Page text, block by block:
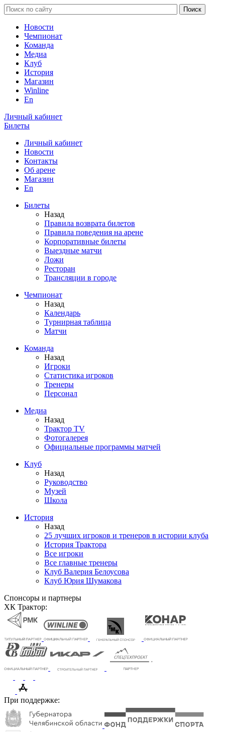
Новости
Чемпионат
Команда
Медиа
Клуб
История
Магазин
Winline
En
Личный кабинет
Билеты
Личный кабинет
Новости
Контакты
Об арене
Магазин
En
Билеты
Назад
Правила возврата билетов
Правила поведения на арене
Корпоративные билеты
Выездные матчи
Ложи
Ресторан
Трансляции в городе
Чемпионат
Назад
Календарь
Турнирная таблица
Матчи
Команда
Назад
Игроки
Статистика игроков
Тренеры
Персонал
Медиа
Назад
Трактор TV
Фотогалерея
Официальные программы матчей
Клуб
Назад
Руководство
Музей
Школа
История
Назад
25 лучших игроков и тренеров в истории клуба
История Трактора
Все игроки
Все главные тренеры
Клуб Валерия Белоусова
Клуб Юрия Шумакова
Спонсоры и партнеры
ХК Трактор:
При поддержке: